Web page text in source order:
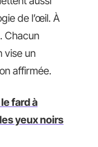
de l’œil. À
Chacun
vise un
affirmée.
fard à
yeux noirs